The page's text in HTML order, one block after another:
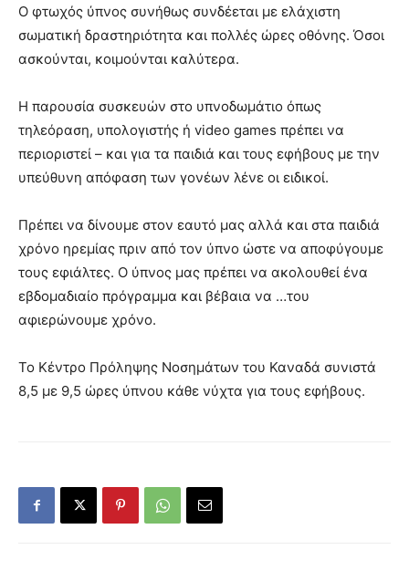
Ο φτωχός ύπνος συνήθως συνδέεται με ελάχιστη
σωματική δραστηριότητα και πολλές ώρες οθόνης. Όσοι
ασκούνται, κοιμούνται καλύτερα.
Η παρουσία συσκευών στο υπνοδωμάτιο όπως
τηλεόραση, υπολογιστής ή video games πρέπει να
περιοριστεί – και για τα παιδιά και τους εφήβους με την
υπεύθυνη απόφαση των γονέων λένε οι ειδικοί.
Πρέπει να δίνουμε στον εαυτό μας αλλά και στα παιδιά
χρόνο ηρεμίας πριν από τον ύπνο ώστε να αποφύγουμε
τους εφιάλτες. Ο ύπνος μας πρέπει να ακολουθεί ένα
εβδομαδιαίο πρόγραμμα και βέβαια να …του
αφιερώνουμε χρόνο.
Το Κέντρο Πρόληψης Νοσημάτων του Καναδά συνιστά
8,5 με 9,5 ώρες ύπνου κάθε νύχτα για τους εφήβους.